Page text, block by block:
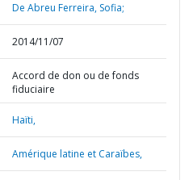
De Abreu Ferreira, Sofia;
2014/11/07
Accord de don ou de fonds
fiduciaire
Haïti,
Amérique latine et Caraïbes,